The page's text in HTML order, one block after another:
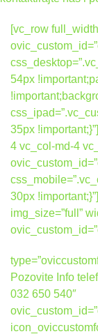
[vc_row
54px
35px
4 vc_col-md-4
30px
img_size=”full”
Pozovite Info
032 650 540″